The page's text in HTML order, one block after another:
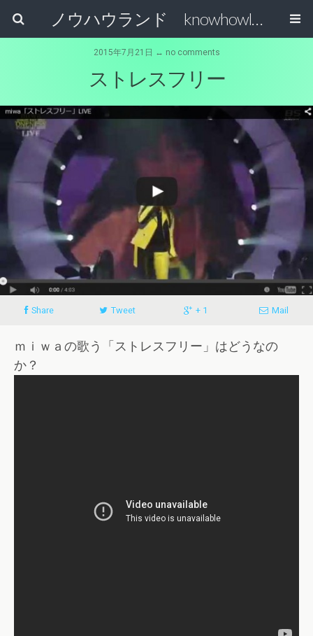
ノウハウランド knowhowland
2015年7月21日 ↔ no comments
ストレスフリー
Share Tweet + 1 Mail
ｍｉｗａの歌う「ストレスフリー」はどうなの
か？